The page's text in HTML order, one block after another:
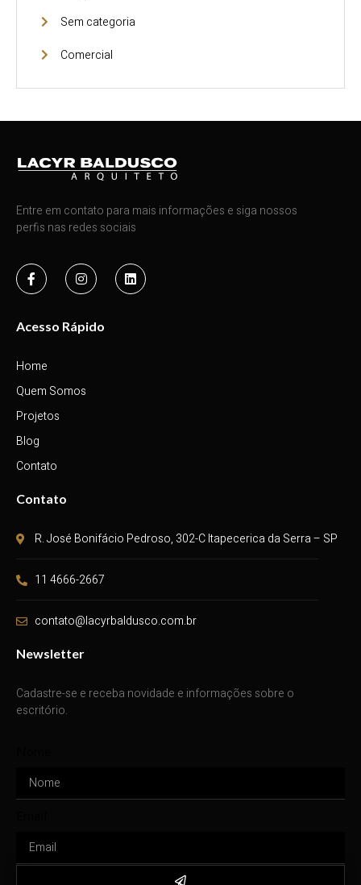
Sem categoria
Comercial
Entre em contato para mais informações e siga nossos
perfis nas redes sociais
Acesso Rápido
Home
Quem Somos
Projetos
Blog
Contato
Contato
R. José Bonifácio Pedroso, 302-C Itapecerica da Serra – SP
11 4666-2667
contato@lacyrbaldusco.com.br
Newsletter
Cadastre-se e receba novidade e informações sobre o
escritório.